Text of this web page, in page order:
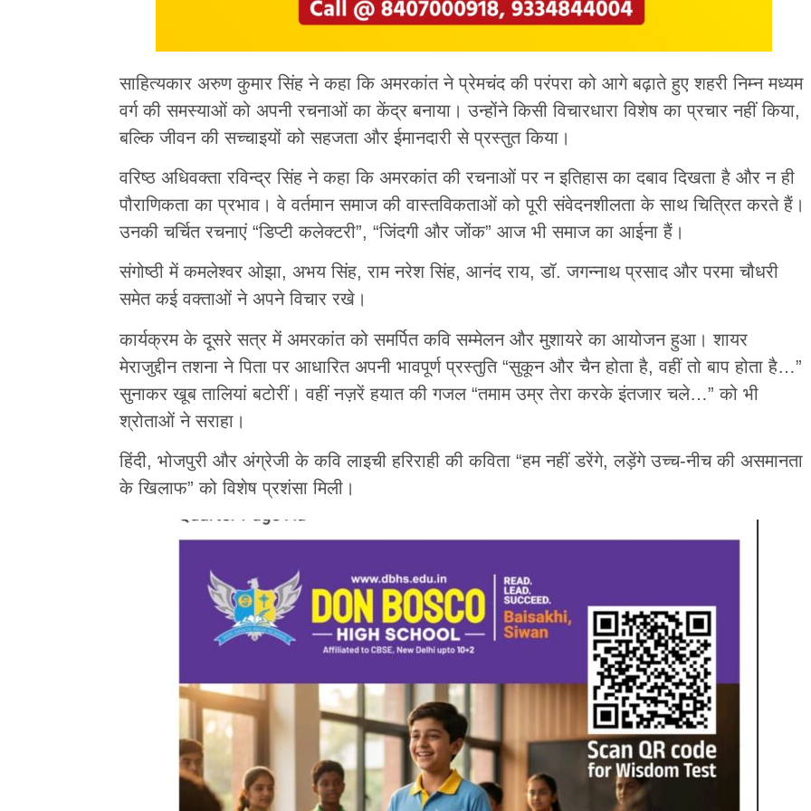
साहित्यकार अरुण कुमार सिंह ने कहा कि अमरकांत ने प्रेमचंद की परंपरा को आगे बढ़ाते हुए शहरी निम्न मध्यम
वर्ग की समस्याओं को अपनी रचनाओं का केंद्र बनाया। उन्होंने किसी विचारधारा विशेष का प्रचार नहीं किया,
बल्कि जीवन की सच्चाइयों को सहजता और ईमानदारी से प्रस्तुत किया।
वरिष्ठ अधिवक्ता रविन्द्र सिंह ने कहा कि अमरकांत की रचनाओं पर न इतिहास का दबाव दिखता है और न ही
पौराणिकता का प्रभाव। वे वर्तमान समाज की वास्तविकताओं को पूरी संवेदनशीलता के साथ चित्रित करते हैं।
उनकी चर्चित रचनाएं “डिप्टी कलेक्टरी”, “जिंदगी और जोंक” आज भी समाज का आईना हैं।
संगोष्ठी में कमलेश्वर ओझा, अभय सिंह, राम नरेश सिंह, आनंद राय, डॉ. जगन्नाथ प्रसाद और परमा चौधरी
समेत कई वक्ताओं ने अपने विचार रखे।
कार्यक्रम के दूसरे सत्र में अमरकांत को समर्पित कवि सम्मेलन और मुशायरे का आयोजन हुआ। शायर
मेराजुद्दीन तशना ने पिता पर आधारित अपनी भावपूर्ण प्रस्तुति “सुकून और चैन होता है, वहीं तो बाप होता है…”
सुनाकर खूब तालियां बटोरीं। वहीं नज़रें हयात की गजल “तमाम उम्र तेरा करके इंतजार चले…” को भी
श्रोताओं ने सराहा।
हिंदी, भोजपुरी और अंग्रेजी के कवि लाइची हरिराही की कविता “हम नहीं डरेंगे, लड़ेंगे उच्च-नीच की असमानता
के खिलाफ” को विशेष प्रशंसा मिली।